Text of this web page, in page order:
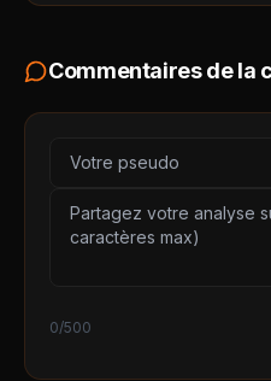
Commentaires de la
0/500